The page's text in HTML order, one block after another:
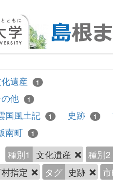
遺産 1
他 1
国風土記 1 史跡 1
南町 1
種別1 文化遺産
種別2
指定 タグ 史跡